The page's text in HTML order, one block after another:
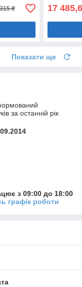
₴ 17
Показати ще
за останній рік
з 09:00 до 18:00
графік роботи